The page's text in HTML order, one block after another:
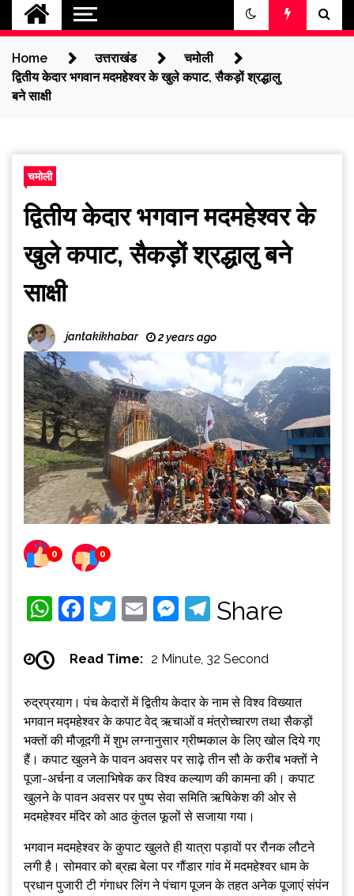
Home उत्तराखंड
चमोली
द्वितीय केदार भगवान मदमहेश्वर के खुले कपाट, सैकड़ों श्रद्धालु
बने साक्षी
चमोली
द्वितीय केदार भगवान मदमहेश्वर के
खुले कपाट, सैकड़ों श्रद्धालु बने
साक्षी
jantakikhabar 2 years ago
0 0
WhatsApp
Facebook
Twitter
EmailMessenger
Telegram
Share
Read Time: 2 Minute, 32 Second
रुद्रप्रयाग। पंच केदारों में द्वितीय केदार के नाम से विश्व विख्यात
भगवान मद्महेश्वर के कपाट वेद् ऋचाओं व मंत्रोच्चारण तथा सैकड़ों
भक्तों की मौजूदगी में शुभ लग्नानुसार ग्रीष्मकाल के लिए खोल दिये गए
हैं। कपाट खुलने के पावन अवसर पर साढ़े तीन सौ के करीब भक्तों ने
पूजा-अर्चना व जलाभिषेक कर विश्व कल्याण की कामना की। कपाट
खुलने के पावन अवसर पर पुष्प सेवा समिति ऋषिकेश की ओर से
मदमहेश्वर मंदिर को आठ कुंतल फूलों से सजाया गया।
भगवान मदमहेश्वर के कुपाट खुलते ही यात्रा पड़ावों पर रौनक लौटने
लगी है। सोमवार को ब्रह्म बेला पर गौंडार गांव में मदमहेश्वर धाम के
प्रधान पुजारी टी गंगाधर लिंग ने पंचाग पूजन के तहत अनेक पूजाएं संपंन